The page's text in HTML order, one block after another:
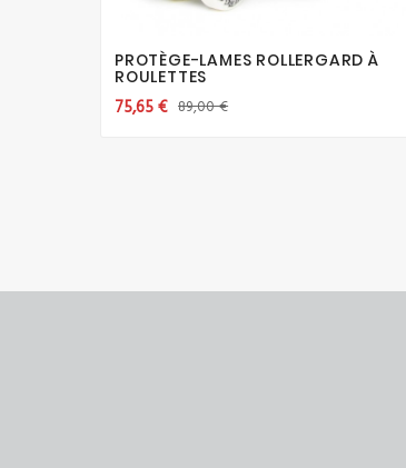

PROTÈGE-LAMES ROLLERGARD À
ROULETTES
75,65 € 89,00 €